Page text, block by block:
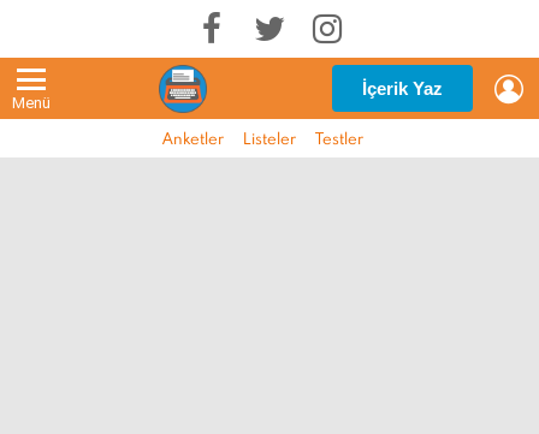
Menü
İçerik Yaz
Anketler Listeler Testler